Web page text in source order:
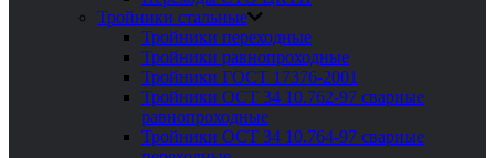
Тройники стальные
Тройники переходные
Тройники равнопроходные
Тройники ГОСТ 17376-2001
Тройники ОСТ 34 10.762-97 сварные
равнопроходные
Тройники ОСТ 34 10.764-97 сварные